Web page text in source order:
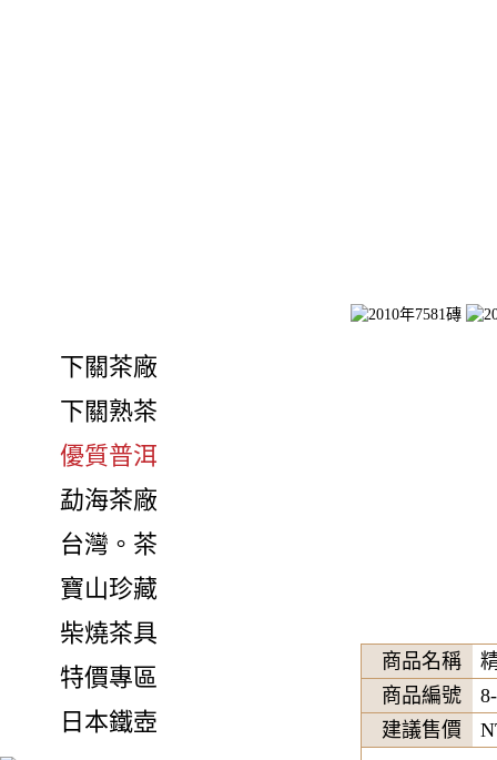
下關茶廠
下關熟茶
優質普洱
勐海茶廠
台灣。茶
寶山珍藏
柴燒茶具
特價專區
日本鐵壺
商品名稱
商品編號
建議售價